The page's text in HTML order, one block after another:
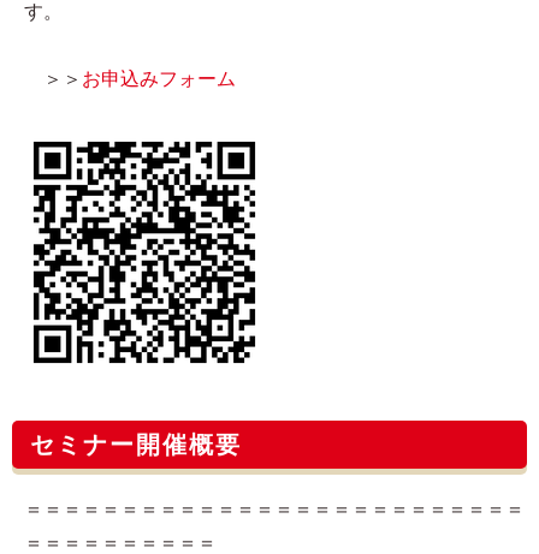
す。
＞＞ お申込みフォーム
セミナー開催概要
＝＝＝＝＝＝＝＝＝＝＝＝＝＝＝＝＝＝＝＝＝＝＝＝＝＝
＝＝＝＝＝＝＝＝＝＝